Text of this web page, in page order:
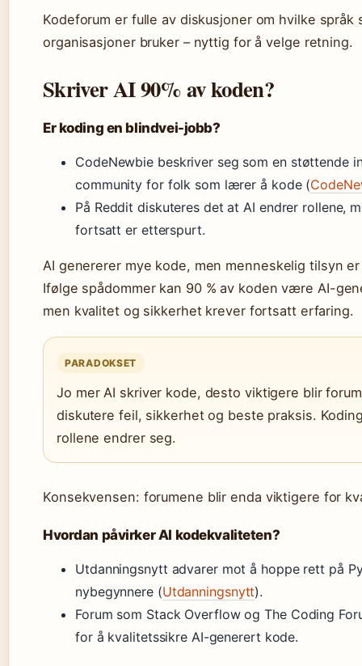
Kodeforum er fulle av diskusjoner om hvilke språk
organisasjoner bruker – nyttig for å velge retning.
Skriver AI 90% av koden?
Er koding en blindvei-jobb?
CodeNewbie beskriver seg som en støttende
community for folk som lærer å kode (
På Reddit diskuteres det at AI endrer rollene,
fortsatt er etterspurt.
AI genererer mye kode, men menneskelig tilsyn
Ifølge spådommer kan 90 % av koden være AI-
men kvalitet og sikkerhet krever fortsatt erfaring.
PARADOKSET
Jo mer AI skriver kode, desto viktigere blir
diskutere feil, sikkerhet og beste praksis.
rollene endrer seg.
Konsekvensen: forumene blir enda viktigere for
Hvordan påvirker AI kodekvaliteten?
Utdanningsnytt advarer mot å hoppe rett på
nybegynnere (Utdanningsnytt).
Forum som Stack Overflow og The Coding
for å kvalitetssikre AI-generert kode.